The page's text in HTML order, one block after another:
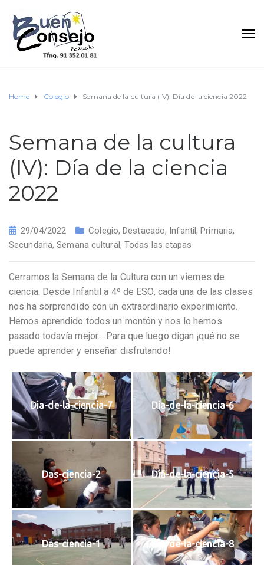
Home Colegio Semana de la cultura (IV): Día de la ciencia 2022
Semana de la cultura
(IV): Día de la ciencia
2022
29/04/2022 Colegio,Destacado, Infantil,Primaria,
Secundaria,Semana cultural, Todas las etapas
Cerramos la Semana de la Cultura con un viernes de
ciencia. Desde Infantil a 4º de ESO, cada una de las clases
nos ha sorprendido con un extraordinario experimiento.
Hemos aprendido todos un montón y nos lo hemos
pasado todavía mejor… Para que luego digan ¡qué no se
puede aprender y enseñar disfrutando!
Dia-de-la-ciencia-7 Dia-de-la-ciencia-6
Das-ciencia-2 Dia-de-la-ciencia-5
Das-ciencia-1 Dia-de-la-ciencia-8